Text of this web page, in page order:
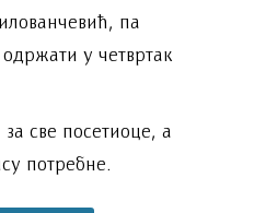
па
у четвртак
све посетиоце, а
потребне.